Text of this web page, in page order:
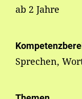
ab 2 Jahre
Sprechen,